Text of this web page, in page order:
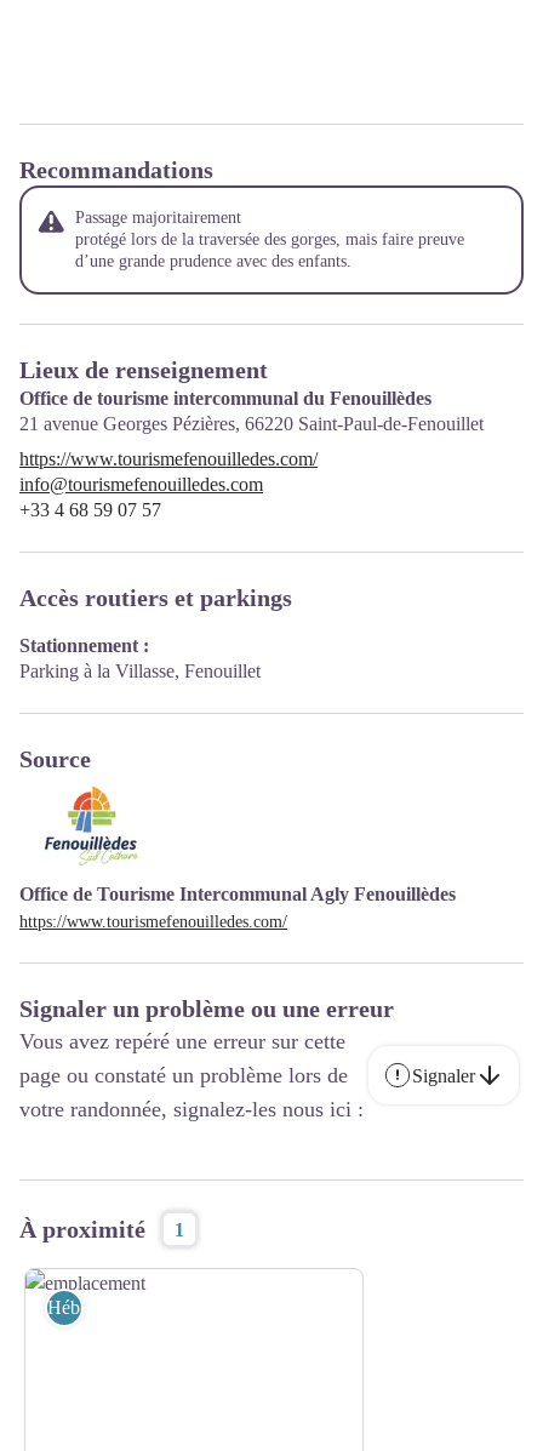
Recommandations
Passage majoritairement
protégé lors de la traversée des gorges, mais faire preuve
d’une grande prudence avec des enfants.
Lieux de renseignement
Office de tourisme intercommunal du Fenouillèdes
21 avenue Georges Pézières, 66220 Saint-Paul-de-Fenouillet
https://www.tourismefenouilledes.com/
info@tourismefenouilledes.com
+33 4 68 59 07 57
Accès routiers et parkings
Stationnement :
Parking à la Villasse, Fenouillet
Source
Office de Tourisme Intercommunal Agly Fenouillèdes
https://www.tourismefenouilledes.com/
Signaler un problème ou une erreur
Vous avez repéré une erreur sur cette
page ou constaté un problème lors de
votre randonnée, signalez-les nous ici :
Signaler
À proximité 1
Hébergement